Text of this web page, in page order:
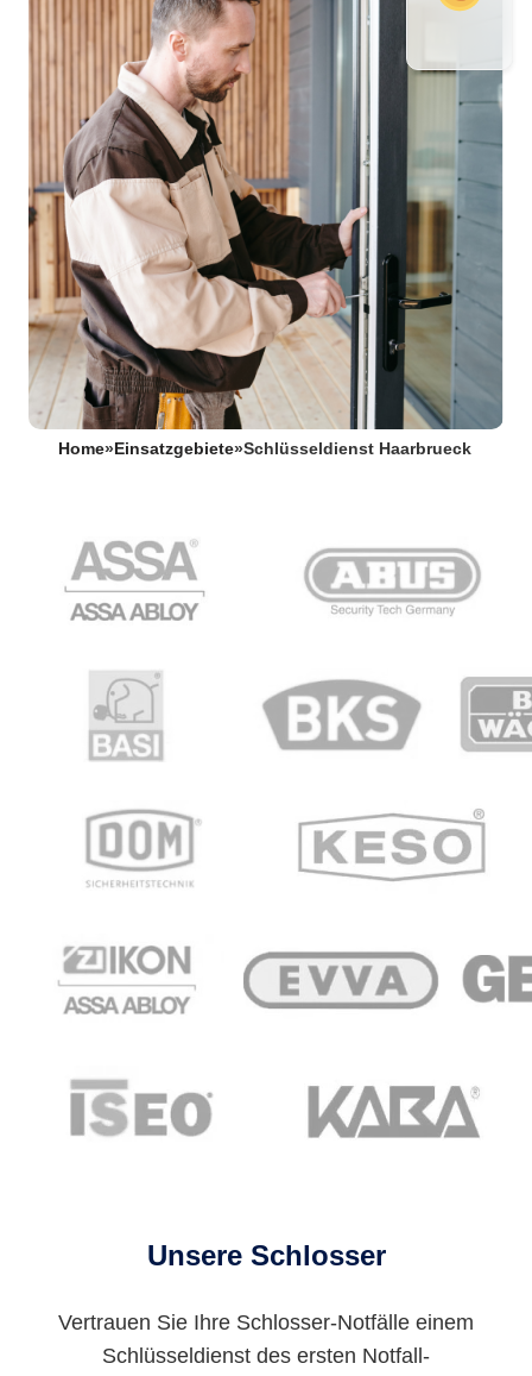
Home» Einsatzgebiete»Schlüsseldienst Haarbrueck
Unsere Schlosser
Vertrauen Sie Ihre Schlosser-Notfälle einem
Schlüsseldienst des ersten Notfall-